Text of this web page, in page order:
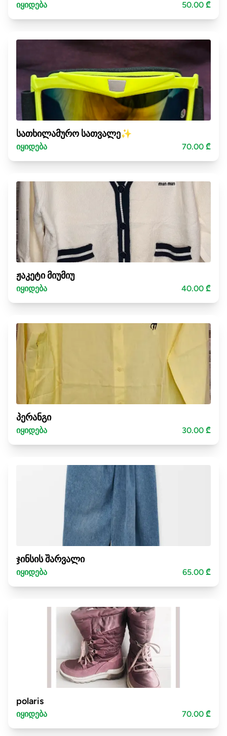
იყიდება 50.00 ₾
სათხილამურო სათვალე✨
იყიდება 70.00 ₾
ჟაკეტი მიუმიუ
იყიდება 40.00 ₾
პერანგი
იყიდება 30.00 ₾
ჯინსის შარვალი
იყიდება 65.00 ₾
polaris
იყიდება 70.00 ₾